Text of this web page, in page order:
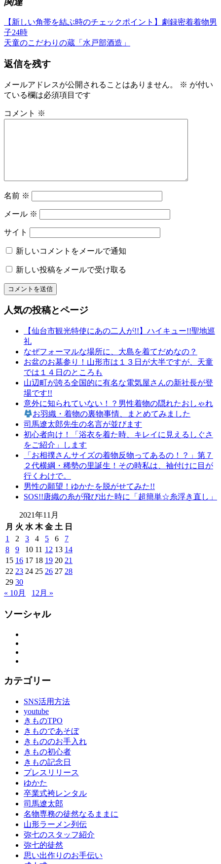
き
も
の
か
ゆ
か
の
馬
太
郎
物
務
形
袖
い
出
つ
く
り
思
い
作
振
投
稿
ナ
ビ
ゲ
シ
前
の
記
【新しい角帯を結ぶ時のチェックポイント】劇録密着着物男
子24時
次
記
天童のこだわりの蔵「水戸部酒造」
返信を残す
メールアドレスが公開されることはありません。 ※ が付い
ている欄は必須項目です
コメント ※
名前 ※
メール ※
サイト
新しいコメントをメールで通知
新しい投稿をメールで受け取る
人気の投稿とページ
【仙台市観光特使にあの二人が!!】ハイキュー!!聖地巡
礼
なぜフォーマルな場所に、大島を着てだめなの？
お盆のお墓参り！山形市は１３日が大半ですが、天童
では１４日のところも
山辺町が誇る全国的に有名な電気屋さんの新社長が登
場です!!
意外に知られていない！？男性着物の隠れたおしゃれ
お羽織・着物の裏物事情、まとめてみました
司馬遼太郎先生の名言が並びます
初心者向け！「浴衣を着た時、キレイに見えるしぐさ
をご紹介」します
「お相撲さんサイズの着物反物ってあるの！？」第７
２代横綱・稀勢の里誕生！その時私は、袖付けに目が
行くわけで。
男性の願望！ゆかたを脱がせてみた!!
SOS!!唐織の糸が飛び出た時に「超簡単☆糸浮き直し」
2021年11月
月 火 水 木 金 土 日
1
2 3 4 5 6
7
8
9 10 11 12 13 14
15 16 17 18 19 20 21
22 23 24 25 26 27 28
29 30
« 10月
12月 »
ソーシャル
カテゴリー
SNS活用方法
youtube
きものTPO
きものであそぼ
きもののお手入れ
きもの初心者
きもの記念日
プレスリリース
ゆかた
卒業式袴レンタル
司馬遼太郎
名物専務の徒然なるままに
山形ラーメン列伝
弥七のスタッフ紹介
弥七的徒然
思い出作りのお手伝い